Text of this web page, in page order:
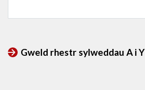
Gweld rhestr sylweddau A i Y